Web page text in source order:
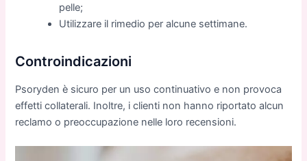
pelle;
Utilizzare il rimedio per alcune settimane.
Controindicazioni
Psoryden è sicuro per un uso continuativo e non provoca
effetti collaterali. Inoltre, i clienti non hanno riportato alcun
reclamo o preoccupazione nelle loro recensioni.